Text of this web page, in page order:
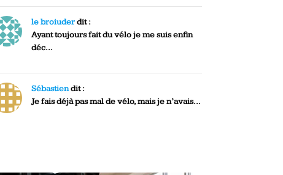
le broiuderdit :
Ayant toujours fait du vélo je me suis enfin
déc...
Sébastiendit :
Je fais déjà pas mal de vélo, mais je n’avais...